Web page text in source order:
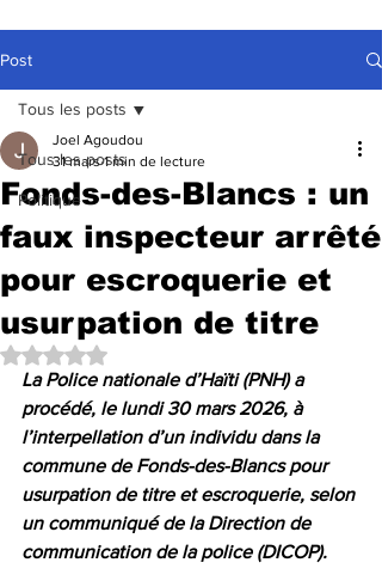
Post
Tous les posts
Politique
Tous les posts
Fonds-des-Blancs : un
faux inspecteur arrêté
pour escroquerie et
usurpation de titre
Joel Agoudou
31 mars 1 min de lecture
Noté NaN étoiles sur 5.
La Police nationale d’Haïti (PNH) a
procédé, le lundi 30 mars 2026, à
l’interpellation d’un individu dans la
commune de Fonds-des-Blancs pour
usurpation de titre et escroquerie, selon
un communiqué de la Direction de
communication de la police (DICOP).